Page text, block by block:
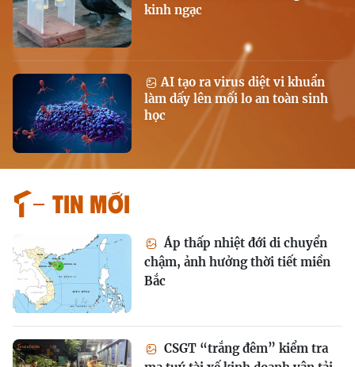
kinh ngạc
AI tạo ra virus diệt vi khuẩn
làm dấy lên mối lo an toàn sinh
học
Tin mới
Áp thấp nhiệt đới di chuyển
chậm, ảnh hưởng thời tiết miền
Bắc
CSGT “trắng đêm” kiểm tra